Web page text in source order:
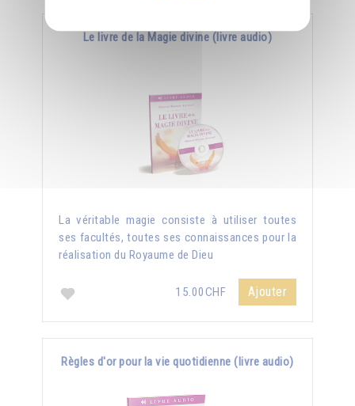
Le livre de la Magie divine (livre audio)
La véritable magie consiste à utiliser toutes
ses facultés, toutes ses connaissances pour la
réalisation du Royaume de Dieu
15.00CHF Ajouter
Règles d'or pour la vie quotidienne (livre audio)